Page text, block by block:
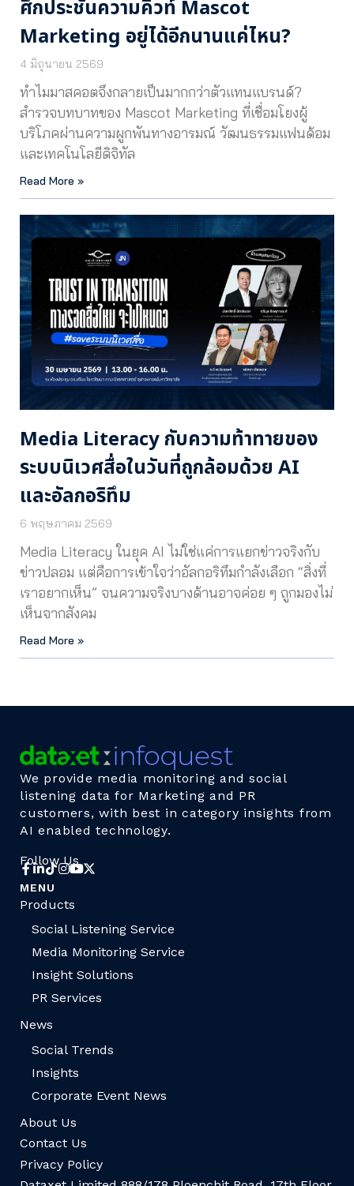
ศึกประชันความคิ้วท์ Mascot
Marketing อยู่ได้อีกนานแค่ไหน?
4 มิถุนายน 2569
ทำไมมาสคอตจึงกลายเป็นมากกว่าตัวแทนแบรนด์?
สำรวจบทบาทของ Mascot Marketing ที่เชื่อมโยงผู้
บริโภคผ่านความผูกพันทางอารมณ์ วัฒนธรรมแฟนด้อม
และเทคโนโลยีดิจิทัล
Read More »
Media Literacy กับความท้าทายของ
ระบบนิเวศสื่อในวันที่ถูกล้อมด้วย AI
และอัลกอริทึม
6 พฤษภาคม 2569
Media Literacy ในยุค AI ไม่ใช่แค่การแยกข่าวจริงกับ
ข่าวปลอม แต่คือการเข้าใจว่าอัลกอริทึมกำลังเลือก “สิ่งที่
เราอยากเห็น” จนความจริงบางด้านอาจค่อย ๆ ถูกมองไม่
เห็นจากสังคม
Read More »
We provide media monitoring and social
listening data for Marketing and PR
customers, with best in category insights from
AI enabled technology.
Follow Us
MENU
Products
Social Listening Service
Media Monitoring Service
Insight Solutions
PR Services
News
Social Trends
Insights
Corporate Event News
About Us
Contact Us
Privacy Policy